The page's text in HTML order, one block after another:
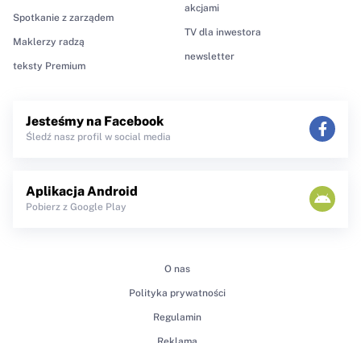
Spotkanie z zarządem
Maklerzy radzą
teksty Premium
akcjami
TV dla inwestora
newsletter
Jesteśmy na Facebook
Śledź nasz profil w social media
Aplikacja Android
Pobierz z Google Play
O nas
Polityka prywatności
Regulamin